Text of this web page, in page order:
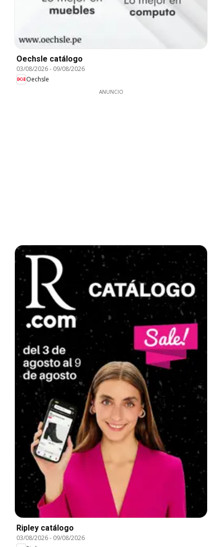
Oechsle catálogo
03/08/2026- 09/08/2026
Oechsle
ANUNCIO
Ripley catálogo
03/08/2026- 09/08/2026